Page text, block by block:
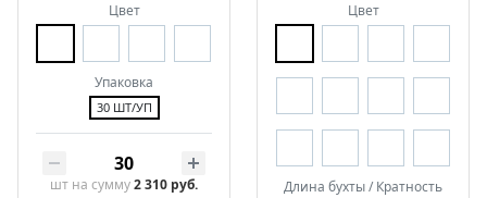
Цвет
Упаковка
30 ШТ/УП
шт на сумму2 310 руб.
Цвет
Длина бухты / Кратность